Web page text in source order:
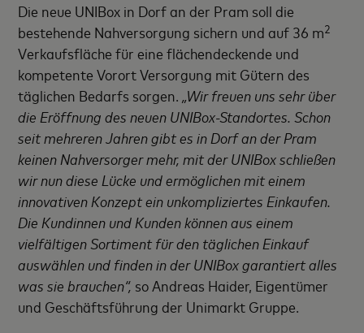
Die neue UNIBox in Dorf an der Pram soll die
bestehende Nahversorgung sichern und auf 36 m2
Verkaufsfläche für eine flächendeckende und
kompetente Vorort Versorgung mit Gütern des
täglichen Bedarfs sorgen. „Wir freuen uns sehr über
die Eröffnung des neuen UNIBox-Standortes. Schon
seit mehreren Jahren gibt es in Dorf an der Pram
keinen Nahversorger mehr, mit der UNIBox schließen
wir nun diese Lücke und ermöglichen mit einem
innovativen Konzept ein unkompliziertes Einkaufen.
Die Kundinnen und Kunden können aus einem
vielfältigen Sortiment für den täglichen Einkauf
auswählen und finden in der UNIBox garantiert alles
was sie brauchen“, so Andreas Haider, Eigentümer
und Geschäftsführung der Unimarkt Gruppe.